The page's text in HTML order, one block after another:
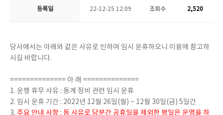
등록일 22-12-25 12:09 조회수 2,520
당사에서는 아래와 같은 사유로 인하여 임시 운휴하오니 이용에 참고하
시길 바랍니다.
============== 아 래 ==============
1. 운행 휴무 사유 : 동계 정비 관련 임시 운휴
2. 임시 운휴 기간 : 2022년 12월 26일(월) ~ 12월 30일(금) 5일간
3. 주요 안내 사항 : 동 사유로 당분간 공휴일을 제외한 평일은 운영을 하